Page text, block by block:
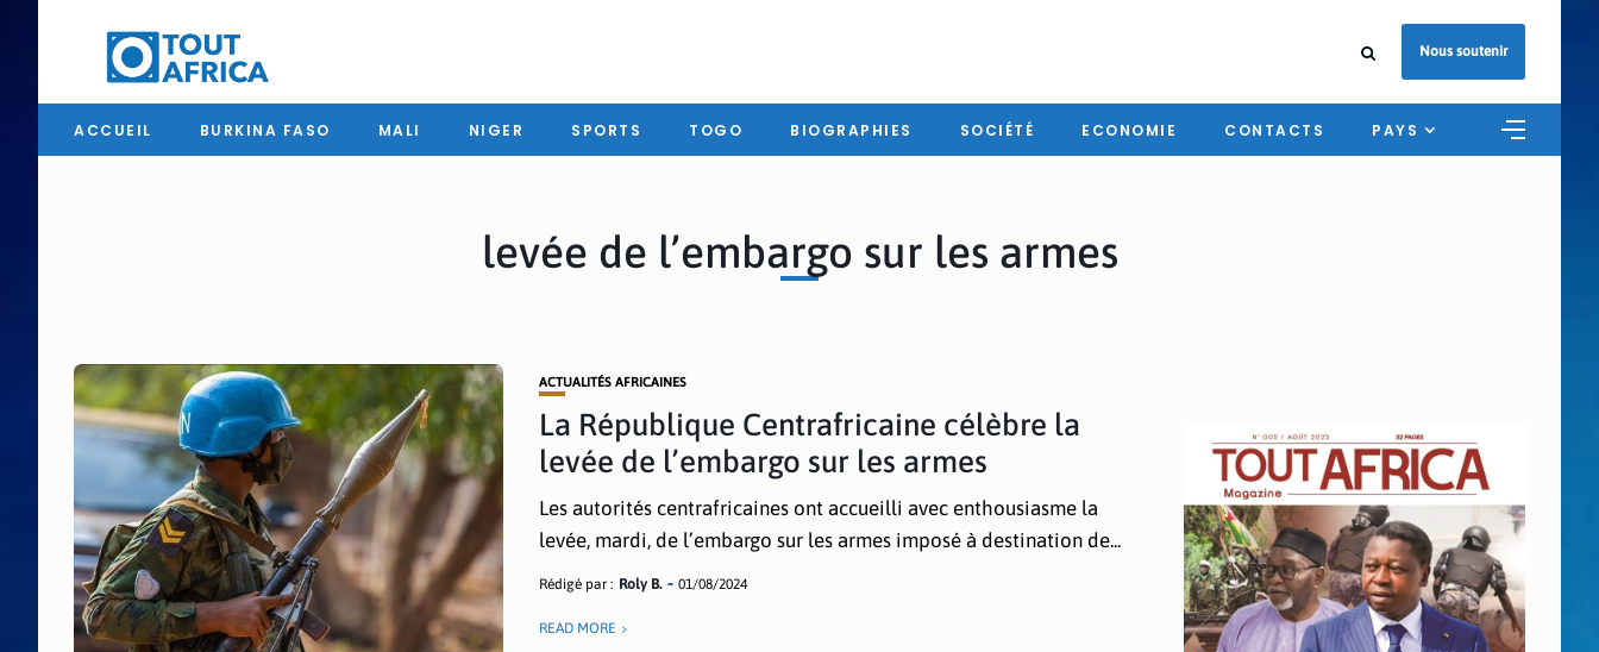
Nous soutenir
ACCUEIL BURKINA FASO MALI NIGER SPORTS TOGO BIOGRAPHIES SOCIÉTÉ ECONOMIE CONTACTS PAYS
levée de l’embargo sur les armes
ACTUALITÉS AFRICAINES
La République Centrafricaine célèbre la
levée de l’embargo sur les armes
Les autorités centrafricaines ont accueilli avec enthousiasme la
levée, mardi, de l’embargo sur les armes imposé à destination de...
Rédigé par : Roly B. 01/08/2024
READ MORE